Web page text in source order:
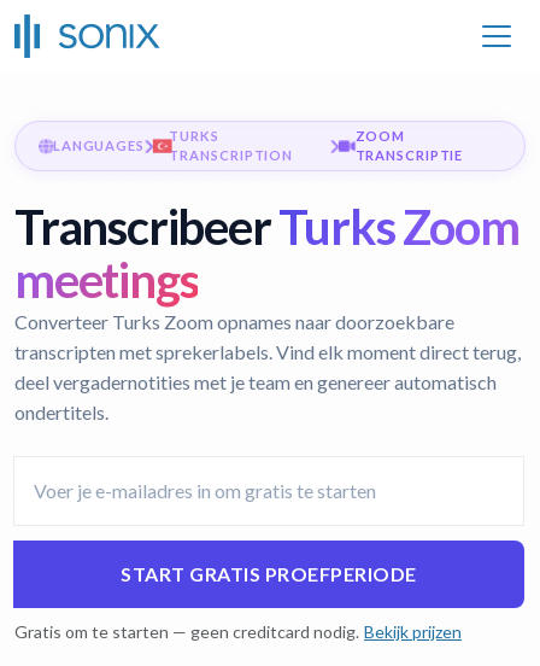
LANGUAGES
TURKS
TRANSCRIPTION
ZOOM
TRANSCRIPTIE
TranscribeerTurks Zoom
meetings
Converteer Turks Zoom opnames naar doorzoekbare
transcripten met sprekerlabels. Vind elk moment direct terug,
deel vergadernotities met je team en genereer automatisch
ondertitels.
START GRATIS PROEFPERIODE
Gratis om te starten — geen creditcard nodig. Bekijk prijzen